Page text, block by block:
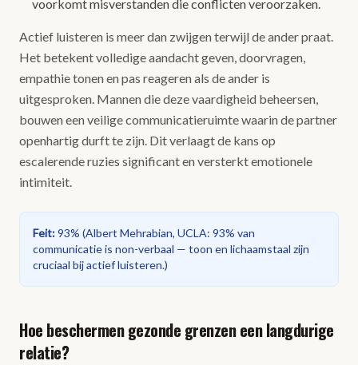
voorkomt misverstanden die conflicten veroorzaken.
Actief luisteren is meer dan zwijgen terwijl de ander praat.
Het betekent volledige aandacht geven, doorvragen,
empathie tonen en pas reageren als de ander is
uitgesproken. Mannen die deze vaardigheid beheersen,
bouwen een veilige communicatieruimte waarin de partner
openhartig durft te zijn. Dit verlaagt de kans op
escalerende ruzies significant en versterkt emotionele
intimiteit.
Feit:93% (Albert Mehrabian, UCLA: 93% van
communicatie is non-verbaal — toon en lichaamstaal zijn
cruciaal bij actief luisteren.)
Hoe beschermen gezonde grenzen een langdurige
relatie?